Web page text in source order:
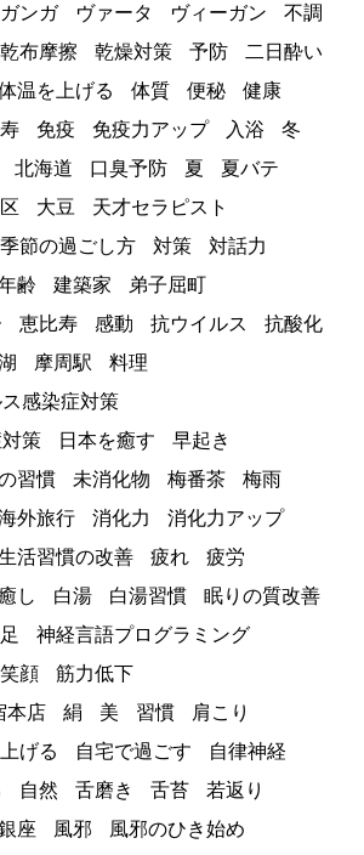
ンガ ヴァータ ヴィーガン
不調
乾布摩擦 乾燥対策 予防
二日酔い
温を上げる 体質 便秘
健康
免疫 免疫力アップ 入浴
冬
北海道 口臭予防 夏
夏バテ
大豆
天才セラピスト
季節の過ごし方 対策
対話力
齢 建築家
弟子屈町
恵比寿 感動 抗ウイルス
抗酸化
摩周駅
料理
感染症対策
策
日本を癒す
早起き
習慣 未消化物 梅番茶
梅雨
外旅行 消化力
消化力アップ
活習慣の改善 疲れ
疲労
し 白湯 白湯習慣
眠りの質改善
神経言語プログラミング
笑顔
筋力低下
本店
絹 美 習慣
肩こり
げる 自宅で過ごす
自律神経
自然 舌磨き 舌苔
若返り
座 風邪
風邪のひき始め